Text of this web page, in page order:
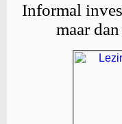
Informal
maar